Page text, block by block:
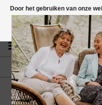
Vragen? App
GRATIS VERZENDING NL
Vanaf € 75,-
Door het gebruiken van onze
cookies om onze website te